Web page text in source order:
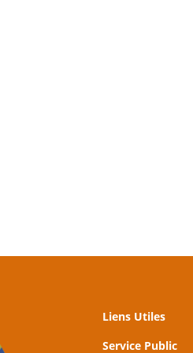
Liens Utiles
Service Public